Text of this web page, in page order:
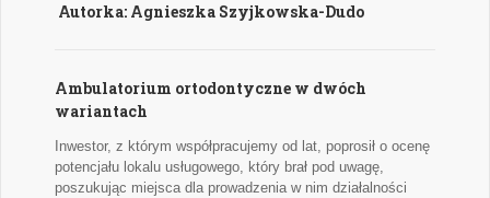
Autorka: Agnieszka Szyjkowska-Dudo
Ambulatorium ortodontyczne w dwóch
wariantach
Inwestor, z którym współpracujemy od lat, poprosił o ocenę
potencjału lokalu usługowego, który brał pod uwagę,
poszukując miejsca dla prowadzenia w nim działalności